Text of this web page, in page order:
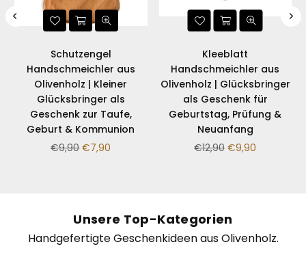
Schutzengel
Handschmeichler aus
Olivenholz | Kleiner
Glücksbringer als
Geschenk zur Taufe,
Geburt & Kommunion
Normaler
€9,90 €7,90
Kleeblatt
Handschmeichler aus
Olivenholz | Glücksbringer
als Geschenk für
Geburtstag, Prüfung &
Neuanfang
Normaler
€12,90 €9,90
Unsere Top-Kategorien
Handgefertigte Geschenkideen aus Olivenholz.